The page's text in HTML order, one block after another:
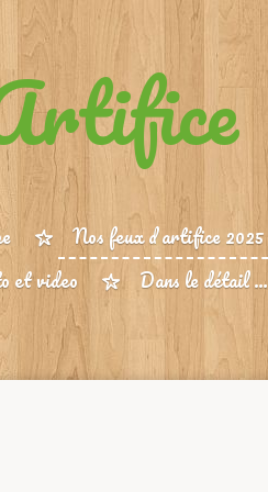
Nos feux d artifice 2025
et video
Dans le détail …